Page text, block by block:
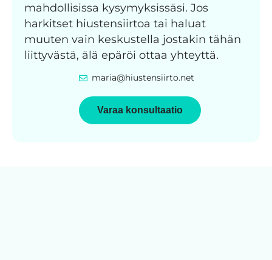
mahdollisissa kysymyksissäsi. Jos
harkitset hiustensiirtoa tai haluat
muuten vain keskustella jostakin tähän
liittyvästä, älä epäröi ottaa yhteyttä.
maria@hiustensiirto.net
Varaa konsultaatio